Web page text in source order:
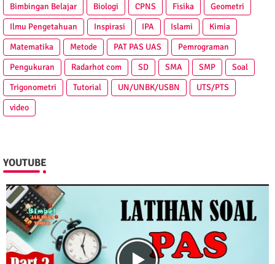
Bimbingan Belajar
Biologi CPNS Fisika
Geometri
Ilmu Pengetahuan
Inspirasi IPA Islami
Kimia
Matematika
Metode PAT PAS UAS
Pemrograman
Pengukuran
Radarhot com SD SMA SMP
Soal
Trigonometri
Tutorial UN/UNBK/USBN
UTS/PTS
video
YOUTUBE